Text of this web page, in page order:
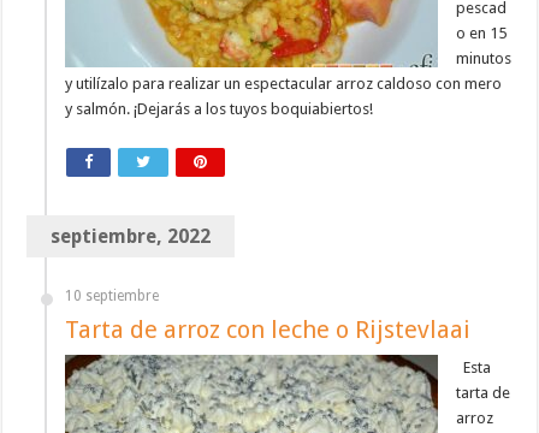
pescad
o en 15
minutos
y utilízalo para realizar un espectacular arroz caldoso con mero
y salmón. ¡Dejarás a los tuyos boquiabiertos!
septiembre, 2022
10 septiembre
Tarta de arroz con leche o Rijstevlaai
Esta
tarta de
arroz